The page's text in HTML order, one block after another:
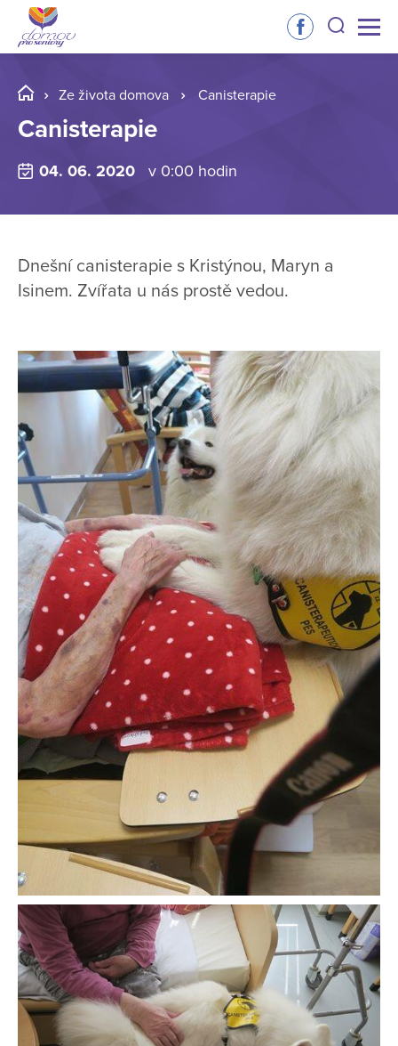
Ze života domova Canisterapie
Canisterapie
04. 06. 2020 v 0:00 hodin
Dnešní canisterapie s Kristýnou, Maryn a
Isinem. Zvířata u nás prostě vedou.